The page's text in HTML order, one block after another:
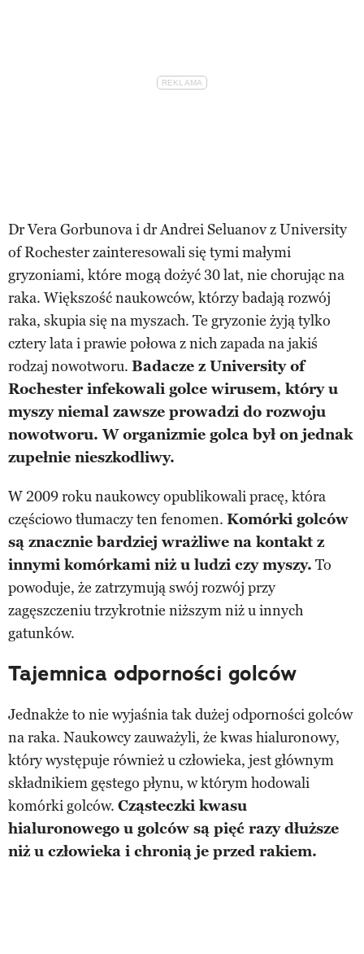
Dr Vera Gorbunova i dr Andrei Seluanov z University
of Rochester zainteresowali się tymi małymi
gryzoniami, które mogą dożyć 30 lat, nie chorując na
raka. Większość naukowców, którzy badają rozwój
raka, skupia się na myszach. Te gryzonie żyją tylko
cztery lata i prawie połowa z nich zapada na jakiś
rodzaj nowotworu. Badacze z University of
Rochester infekowali golce wirusem, który u
myszy niemal zawsze prowadzi do rozwoju
nowotworu. W organizmie golca był on jednak
zupełnie nieszkodliwy.
W 2009 roku naukowcy opublikowali pracę, która
częściowo tłumaczy ten fenomen. Komórki golców
są znacznie bardziej wrażliwe na kontakt z
innymi komórkami niż u ludzi czy myszy. To
powoduje, że zatrzymują swój rozwój przy
zagęszczeniu trzykrotnie niższym niż u innych
gatunków.
Tajemnica odporności golców
Jednakże to nie wyjaśnia tak dużej odporności golców
na raka. Naukowcy zauważyli, że kwas hialuronowy,
który występuje również u człowieka, jest głównym
składnikiem gęstego płynu, w którym hodowali
komórki golców. Cząsteczki kwasu
hialuronowego u golców są pięć razy dłuższe
niż u człowieka i chronią je przed rakiem.